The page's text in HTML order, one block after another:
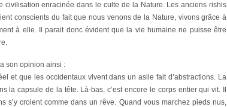
civilisation enracinée dans le culte de la Nature. Les anciens rishis
conscients du fait que nous venons de la Nature, vivons grâce à
à elle. Il parait donc évident que la vie humaine ne puisse être
son opinion ainsi :
et que les occidentaux vivent dans un asile fait d’abstractions. La
la capsule de la tête. Là-bas, c’est encore le corps entier qui vit. Il
s’y croient comme dans un rêve. Quand vous marchez pieds nus,